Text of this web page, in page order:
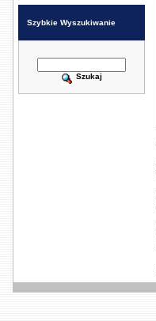
Szybkie Wyszukiwanie
Szukaj